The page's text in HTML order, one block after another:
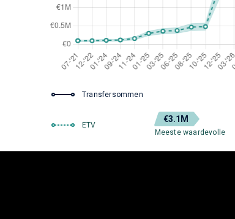
Transfersommen
ETV
€3.1M
Meeste waardevolle